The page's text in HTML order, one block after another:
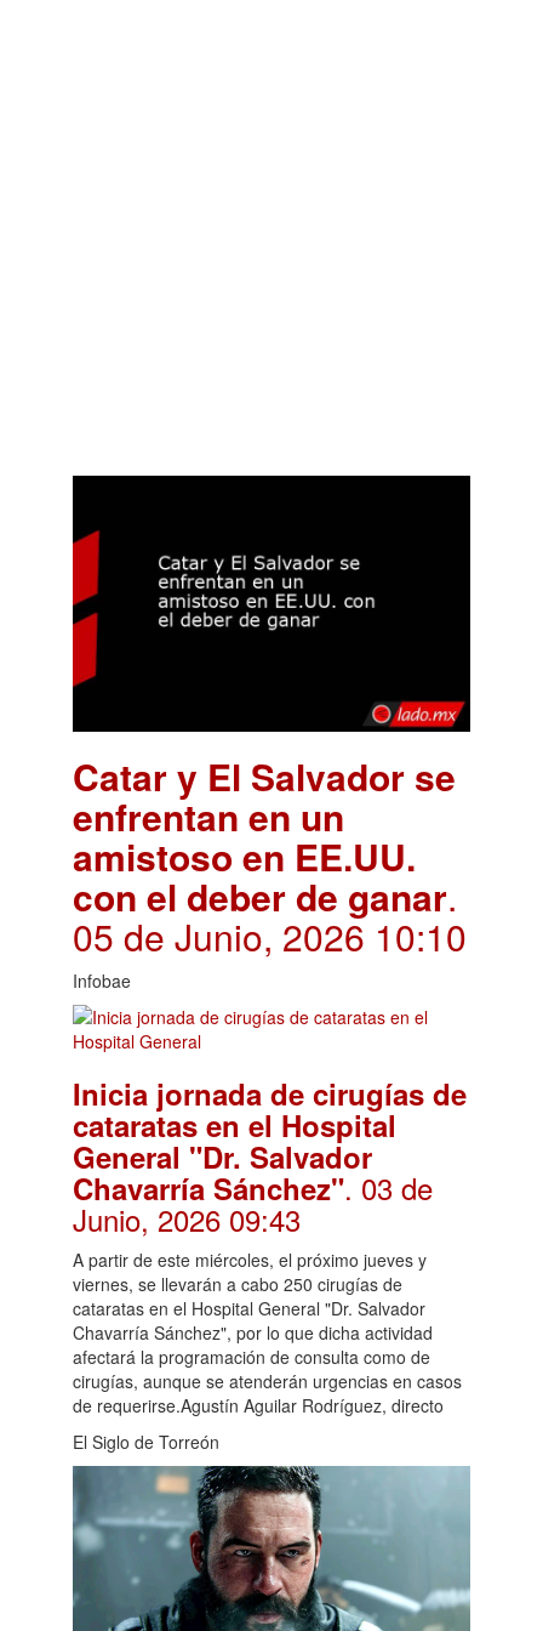
Catar y El Salvador se
enfrentan en un
amistoso en EE.UU.
con el deber de ganar.
05 de Junio, 2026 10:10
Infobae
Inicia jornada de cirugías de
cataratas en el Hospital
General "Dr. Salvador
Chavarría Sánchez". 03 de
Junio, 2026 09:43
A partir de este miércoles, el próximo jueves y
viernes, se llevarán a cabo 250 cirugías de
cataratas en el Hospital General "Dr. Salvador
Chavarría Sánchez", por lo que dicha actividad
afectará la programación de consulta como de
cirugías, aunque se atenderán urgencias en casos
de requerirse.Agustín Aguilar Rodríguez, directo
El Siglo de Torreón